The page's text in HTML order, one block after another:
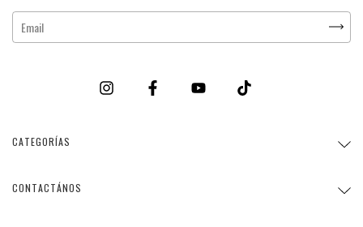
CATEGORÍAS
CONTACTÁNOS